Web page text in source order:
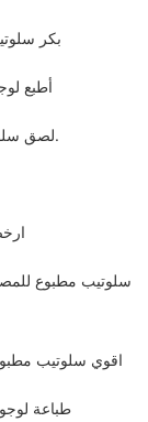
بكر
أطبع
لصق سلوتيب مطبوع بشعار مصنعك او بلوجو شركتك الخاصة.
سلوتيب مطبوع
اقوي سلوتيب مطبوع للمصانع 50 ميكرون
طباعة